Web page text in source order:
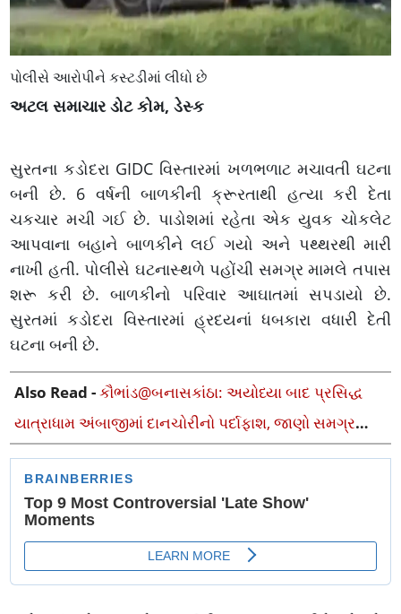
પોલીસે આરોપીને કસ્ટડીમાં લીધો છે
અટલ સમાચાર ડોટ કોમ, ડેસ્ક
સુરતના કડોદરા GIDC વિસ્તારમાં ખળભળાટ મચાવતી ઘટના
બની છે. 6 વર્ષની બાળકીની ક્રૂરતાથી હત્યા કરી દેતા
ચકચાર મચી ગઈ છે. પાડોશમાં રહેતા એક યુવક ચોકલેટ
આપવાના બહાને બાળકીને લઈ ગયો અને પથ્થરથી મારી
નાખી હતી. પોલીસે ઘટનાસ્થળે પહોંચી સમગ્ર મામલે તપાસ
શરૂ કરી છે. બાળકીનો પરિવાર આઘાતમાં સપડાયો છે.
સુરતમાં કડોદરા વિસ્તારમાં હ્રદયનાં ધબકારા વધારી દેતી
ઘટના બની છે.
Also Read -કૌભાંડ@બનાસકાંઠા: અયોધ્યા બાદ પ્રસિદ્ધ
યાત્રાધામ અંબાજીમાં દાનચોરીનો પર્દાફાશ, જાણો સમગ્ર
મામલો